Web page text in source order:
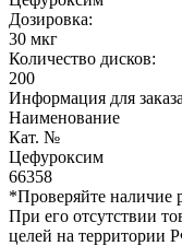
Дозировка:
30 мкг
Количество дисков:
200
Информация для заказа
Наименование
Кат. №
Цефуроксим
66358
*Проверяйте наличие
При его отсутствии
целей на территории